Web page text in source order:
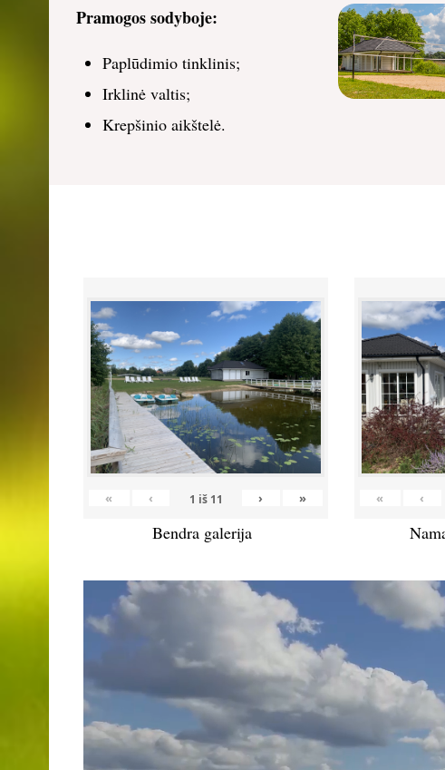
Pramogos sodyboje:
Paplūdimio tinklinis;
Irklinė valtis;
Krepšinio aikštelė.
« ‹ 1 iš 11 › »
Bendra galerija
« ‹